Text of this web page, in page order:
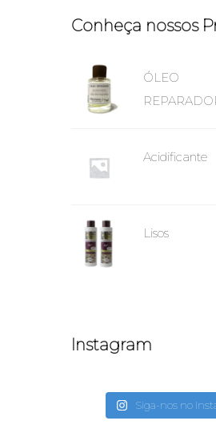
Conheça nossos
ÓLEO
Acidificante
Lisos
Instagram
Siga-nos no